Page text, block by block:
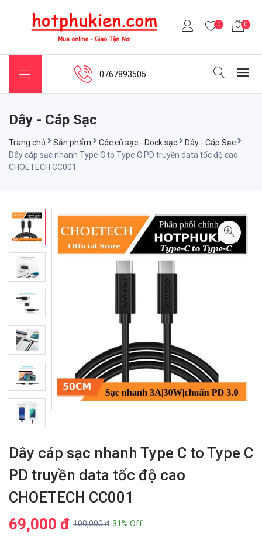
0 0
0767893505
Dây - Cáp Sạc
Trang chủ Sản phẩm Cóc củ sạc - Dock sạc
Dây - Cáp Sạc
Dây cáp sạc nhanh Type C to Type C PD truyền data tốc độ cao
CHOETECH CC001
Dây cáp sạc nhanh Type C to Type C
PD truyền data tốc độ cao
CHOETECH CC001
69,000 đ 100,000 đ 31% Off